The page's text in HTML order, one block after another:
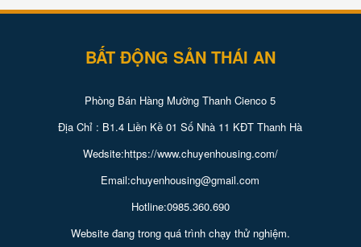
BẤT ĐỘNG SẢN THÁI AN
Phòng Bán Hàng Mường Thanh Cienco 5
Địa Chỉ : B1.4 Liền Kề 01 Số Nhà 11 KĐT Thanh Hà
Wedsite:https://www.chuyenhousing.com/
Email:chuyenhousing@gmail.com
Hotline:0985.360.690
Website đang trong quá trình chạy thử nghiệm.